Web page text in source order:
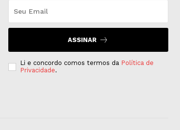
ASSINAR
Li e concordo comos termos da Política de
Privacidade.